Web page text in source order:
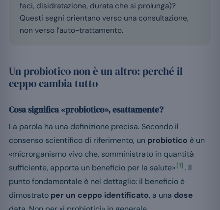
feci, disidratazione, durata che si prolunga)?
Questi segni orientano verso una consultazione,
non verso l’auto-trattamento.
Un probiotico non è un altro: perché il
ceppo cambia tutto
Cosa significa «probiotico», esattamente?
La parola ha una definizione precisa. Secondo il
consenso scientifico di riferimento, un probiotico è un
«microrganismo vivo che, somministrato in quantità
sufficiente, apporta un beneficio per la salute» [1] . Il
punto fondamentale è nel dettaglio: il beneficio è
dimostrato per un ceppo identificato, a una dose